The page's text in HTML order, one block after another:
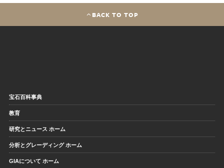
BACK TO TOP
宝石百科事典
教育
研究とニュース ホーム
分析とグレーディング ホーム
GIAについて ホーム